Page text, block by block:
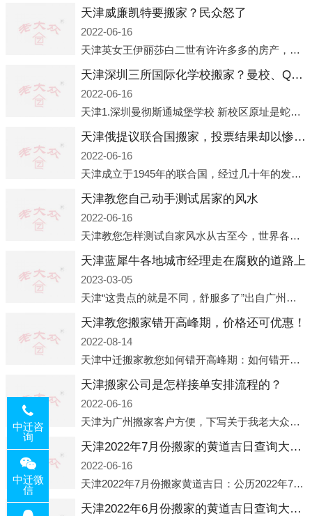
天津威廉凯特要搬家？民众怒了
2022-06-16
天津英女王伊丽莎白二世有许许多多的房产，遍布英国各地。而作为英女王的亲孙子、未来的英国国王，威廉王子自然也能享受到女王的房产。目前，威廉凯特以及三个孩子有两个经常居住的地点，一处是位于伦敦的肯辛顿宫，一处
天津深圳三所国际化学校搬家？曼校、QSI、南山中英文搬走了
2022-06-16
天津1.深圳曼彻斯通城堡学校 新校区原址是蛇口国际据悉，此次曼彻斯通城堡学校搬迁到蛇口新校区的开办与蛇口外籍人员子女学校（蛇口国际）有很大的关联。2021年，太子湾实验部就宣布在2022年正式并入蛇口外籍
天津俄提议联合国搬家，投票结果却以惨败收场
2022-06-16
天津成立于1945年的联合国，经过几十年的发展，如今拥有193个成员国。拥有如此众多会员国的联合国，可以说是世界上最具代表性的国际组织，也是世界上分量最重、有着较高话语权的国际组织。但以美国为首的西方国家
天津教您自己动手测试居家的风水
2022-06-16
天津教您怎样测试自家风水从古至今，世界各地的人们都在研究人在乾坤中的位置以及它们所形成的关系。通过探究季节转换、星象变化，并且在所观测到的自然规律的指导下，人们开始认识到居住在不同住宅中的人，其一生中的财
天津蓝犀牛各地城市经理走在腐败的道路上
2023-03-05
天津“这贵点的就是不同，舒服多了”出自广州运营邓经理的口中。2023年开年刚出来，三个司机（加盟蓝犀牛的个人队伍）便请广州经理去佛山娱乐场所大消费了一次，据知悉一晚消费达一万多，由三人平摊费用，燃鹅这样的
天津教您搬家错开高峰期，价格还可优惠！
2022-08-14
天津中迁搬家教您如何错开高峰期：如何错开高峰期搬家，中迁搬家做了一些电话数据统计和分析，发现市民中午2点左右访问网站的人是最多的，电话咨询是早上9点左右是最多的，预约搬家周六和周日是最多的，网上QQ微
天津搬家公司是怎样接单安排流程的？
2022-06-16
天津为广州搬家客户方便，下写关于我老大众搬家公司接单的流程，九条给搬家朋友参考，了解搬家公司工序，免去搬家时的没有准备好的工作，给您及时快速的搬好家。一．电话咨询：专人接待客户电话咨询，初步了解客户搬 家
天津2022年7月份搬家的黄道吉日查询大全一览表哪天适合搬家好日子
2022-06-16
天津2022年7月份搬家黄道吉日：公历2022年7月6日 农历六月初八 星期三 冲虎(甲寅)公历2022年7月12日 农历六月十四 星期二 冲猴(庚申)公历2022年7月13日 农历六月十五 星期三 冲鸡
天津2022年6月份搬家的黄道吉日查询大全一览表哪天适合搬家好日子
中迁咨
询
中迁微
信